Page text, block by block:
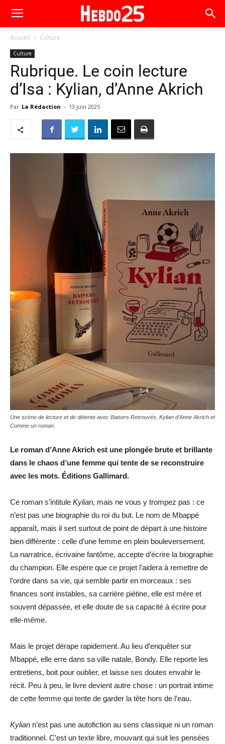
Accueil Culture
Culture
Rubrique. Le coin lecture
d’Isa : Kylian, d’Anne Akrich
Par La Rédaction - 13 juin 2025
Une scène de lecture et de détente avec Baisers Retrouvés, Kylian d’Anne Akrich et
Comme un roman.
Le roman d’Anne Akrich est une plongée brute et brillante
dans le chaos d’une femme qui tente de se reconstruire
avec les mots. Éditions Gallimard.
Ce roman s’intitule Kylian, mais ne vous y trompez pas : ce
n’est pas une biographie du roi du but. Le nom de Mbappé
apparaît, mais il sert surtout de point de départ à une histoire
bien différente : celle d’une femme en plein bouleversement.
La narratrice, écrivaine fantôme, accepte d’écrire la biographie
du champion. Elle espère que ce projet l’aidera à remettre de
l’ordre dans sa vie, qui semble partir en morceaux : ses
finances sont instables, sa carrière piétine, elle est mère et
souvent dépassée, et elle doute de sa capacité à écrire pour
elle-même.
Mais le projet dérape rapidement. Au lieu d’enquêter sur
Mbappé, elle erre dans sa ville natale, Bondy. Elle reporte les
entretiens, boit pour oublier, et laisse ses doutes envahir le
récit. Peu à peu, le livre devient autre chose : un portrait intime
de cette femme qui tente de garder la tête hors de l’eau.
Kylian n’est pas une autofiction au sens classique ni un roman
traditionnel. C’est un texte libre, mouvant qui suit les pensées